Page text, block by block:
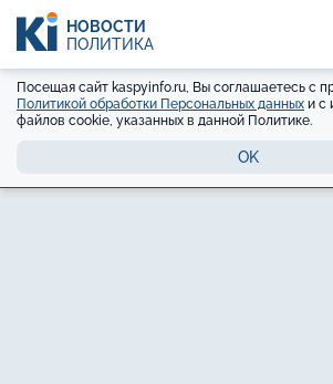
НОВОСТИ
ПОЛИТИКА
Посещая сайт kaspyinfo.ru, Вы соглашаетесь с
Политикой обработки Персональных данных и с
файлов cookie, указанных в данной Политике.
OK